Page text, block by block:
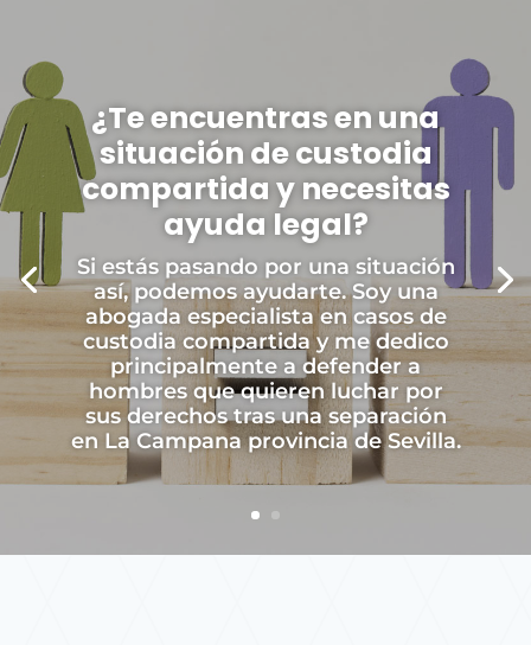
¿Te encuentras en una
situación de custodia
compartida y necesitas
ayuda legal?
Si estás pasando por una situación
así, podemos ayudarte. Soy una
abogada especialista en casos de
custodia compartida y me dedico
principalmente a defender a
hombres que quieren luchar por
sus derechos tras una separación
en La Campana provincia de Sevilla.